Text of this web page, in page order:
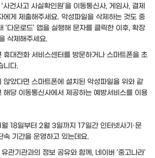
사건사고 사실확인원’을 이동통신사, 게임사, 결제
에게 제출해주세요. 악성파일을 삭제하는 것도 중
‘다운로드’ 앱을 실행해 문자를 클릭한 이후, 확장
삭제해주세요.
휴대전화 서비스센터를 방문하거나 스마트폰을 초
니다.
않았다면 스마트폰에 설치된 악성파일을 위와 같
해당 이동통신사에서 제공하는 예방서비스를 이용
18일부터 2월 3일까지 17일간 인터넷사기·문
속 기간을 운영하고 있는데요.
관기관과의 정보 공유와 함께, 네이버 '중고나라'